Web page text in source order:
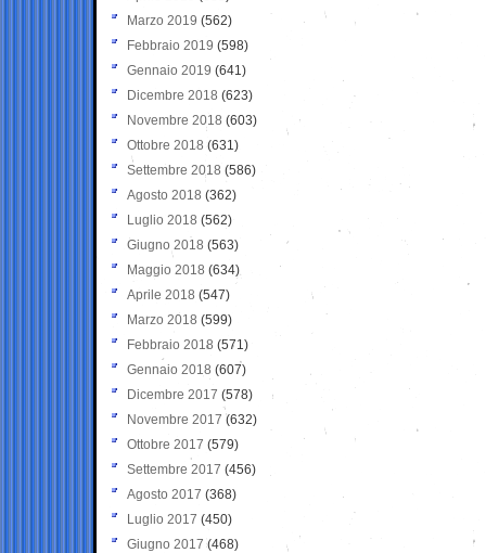
Marzo 2019 (562)
Febbraio 2019 (598)
Gennaio 2019 (641)
Dicembre 2018 (623)
Novembre 2018 (603)
Ottobre 2018 (631)
Settembre 2018 (586)
Agosto 2018 (362)
Luglio 2018 (562)
Giugno 2018 (563)
Maggio 2018 (634)
Aprile 2018 (547)
Marzo 2018 (599)
Febbraio 2018 (571)
Gennaio 2018 (607)
Dicembre 2017 (578)
Novembre 2017 (632)
Ottobre 2017 (579)
Settembre 2017 (456)
Agosto 2017 (368)
Luglio 2017 (450)
Giugno 2017 (468)